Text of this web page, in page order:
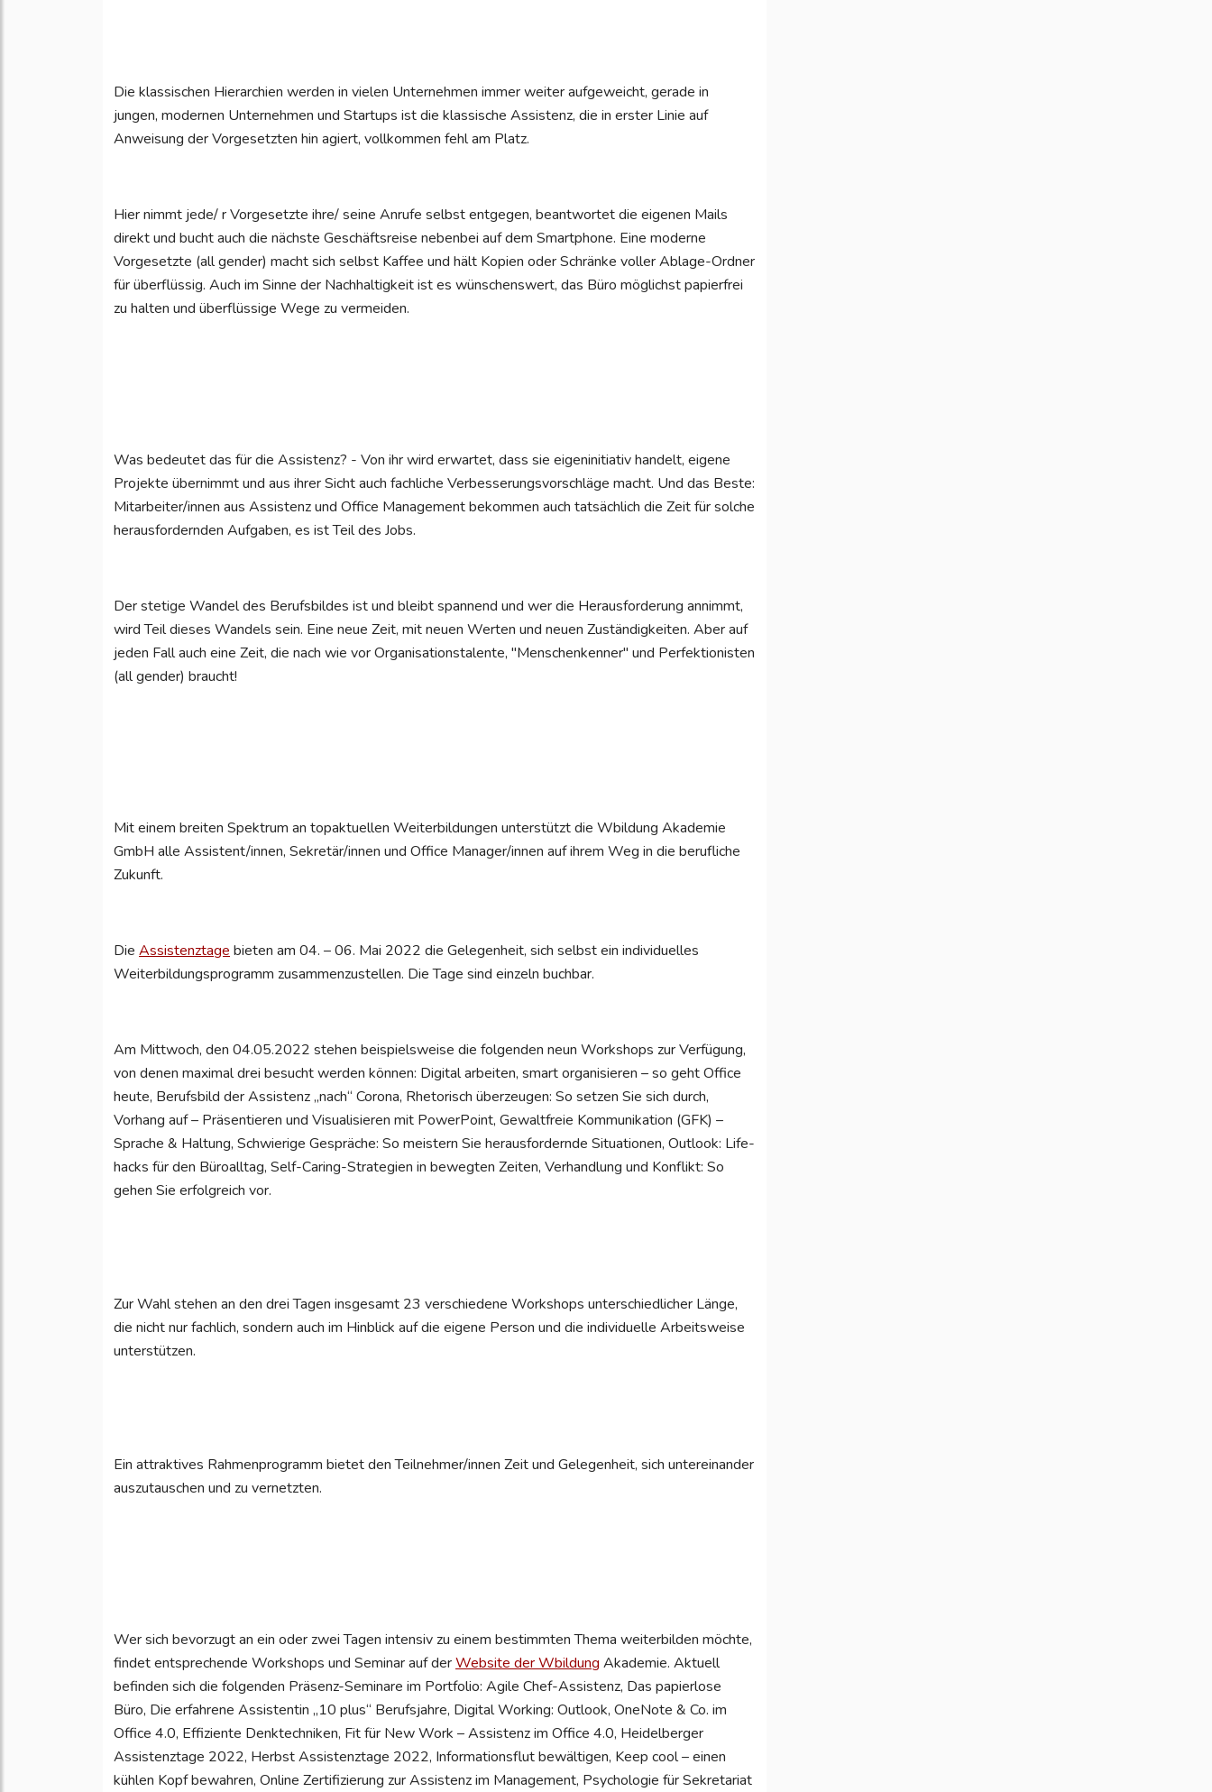
Die klassischen Hierarchien werden in vielen Unternehmen immer weiter aufgeweicht, gerade in
jungen, modernen Unternehmen und Startups ist die klassische Assistenz, die in erster Linie auf
Anweisung der Vorgesetzten hin agiert, vollkommen fehl am Platz.
Hier nimmt jede/ r Vorgesetzte ihre/ seine Anrufe selbst entgegen, beantwortet die eigenen Mails
direkt und bucht auch die nächste Geschäftsreise nebenbei auf dem Smartphone. Eine moderne
Vorgesetzte (all gender) macht sich selbst Kaffee und hält Kopien oder Schränke voller Ablage-Ordner
für überflüssig. Auch im Sinne der Nachhaltigkeit ist es wünschenswert, das Büro möglichst papierfrei
zu halten und überflüssige Wege zu vermeiden.
Was bedeutet das für die Assistenz? - Von ihr wird erwartet, dass sie eigeninitiativ handelt, eigene
Projekte übernimmt und aus ihrer Sicht auch fachliche Verbesserungsvorschläge macht. Und das Beste:
Mitarbeiter/innen aus Assistenz und Office Management bekommen auch tatsächlich die Zeit für solche
herausfordernden Aufgaben, es ist Teil des Jobs.
Der stetige Wandel des Berufsbildes ist und bleibt spannend und wer die Herausforderung annimmt,
wird Teil dieses Wandels sein. Eine neue Zeit, mit neuen Werten und neuen Zuständigkeiten. Aber auf
jeden Fall auch eine Zeit, die nach wie vor Organisationstalente, "Menschenkenner" und Perfektionisten
(all gender) braucht!
Mit einem breiten Spektrum an topaktuellen Weiterbildungen unterstützt die Wbildung Akademie
GmbH alle Assistent/innen, Sekretär/innen und Office Manager/innen auf ihrem Weg in die berufliche
Zukunft.
Die Assistenztagebieten am 04. – 06. Mai 2022 die Gelegenheit, sich selbst ein individuelles
Weiterbildungsprogramm zusammenzustellen. Die Tage sind einzeln buchbar.
Am Mittwoch, den 04.05.2022 stehen beispielsweise die folgenden neun Workshops zur Verfügung,
von denen maximal drei besucht werden können: Digital arbeiten, smart organisieren – so geht Office
heute, Berufsbild der Assistenz „nach“ Corona, Rhetorisch überzeugen: So setzen Sie sich durch,
Vorhang auf – Präsentieren und Visualisieren mit PowerPoint, Gewaltfreie Kommunikation (GFK) –
Sprache & Haltung, Schwierige Gespräche: So meistern Sie herausfordernde Situationen, Outlook: Life-
hacks für den Büroalltag, Self-Caring-Strategien in bewegten Zeiten, Verhandlung und Konflikt: So
gehen Sie erfolgreich vor.
Zur Wahl stehen an den drei Tagen insgesamt 23 verschiedene Workshops unterschiedlicher Länge,
die nicht nur fachlich, sondern auch im Hinblick auf die eigene Person und die individuelle Arbeitsweise
unterstützen.
Ein attraktives Rahmenprogramm bietet den Teilnehmer/innen Zeit und Gelegenheit, sich untereinander
auszutauschen und zu vernetzten.
Wer sich bevorzugt an ein oder zwei Tagen intensiv zu einem bestimmten Thema weiterbilden möchte,
findet entsprechende Workshops und Seminar auf derWebsite der Wbildung Akademie. Aktuell
befinden sich die folgenden Präsenz-Seminare im Portfolio: Agile Chef-Assistenz, Das papierlose
Büro, Die erfahrene Assistentin „10 plus“ Berufsjahre, Digital Working: Outlook, OneNote & Co. im
Office 4.0, Effiziente Denktechniken, Fit für New Work – Assistenz im Office 4.0, Heidelberger
Assistenztage 2022, Herbst Assistenztage 2022, Informationsflut bewältigen, Keep cool – einen
kühlen Kopf bewahren, Online Zertifizierung zur Assistenz im Management, Psychologie für Sekretariat